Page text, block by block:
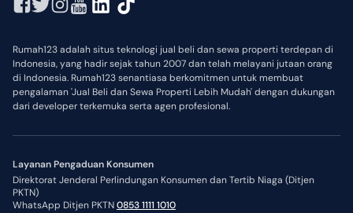
Rumah123 adalah situs teknologi jual beli dan sewa properti terdepan di
Indonesia, yang hadir sejak tahun 2007 dan telah melayani jutaan orang
di Indonesia. Rumah123 senantiasa berkomitmen untuk membuat
pengalaman 'Jual Beli dan Sewa Properti Lebih Mudah' dengan dukungan
dari developer terkemuka serta agen profesional.
Layanan Pengaduan Konsumen
Direktorat Jenderal Perlindungan Konsumen dan Tertib Niaga (Ditjen
PKTN)
WhatsApp Ditjen PKTN0853 1111 1010